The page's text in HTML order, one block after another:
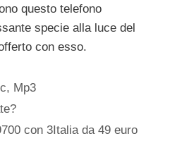
questo telefono
specie alla luce del
con esso.
, Mp3
con 3Italia da 49 euro